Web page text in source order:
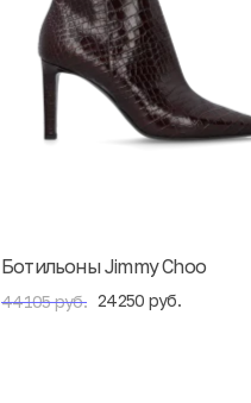
Ботильоны Jimmy Choo
44105 руб. 24250 руб.